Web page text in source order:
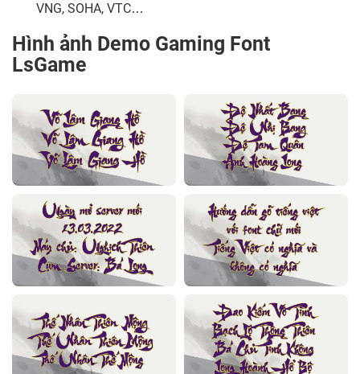
VNG, SOHA, VTC…
Hình ảnh Demo Gaming Font
LsGame